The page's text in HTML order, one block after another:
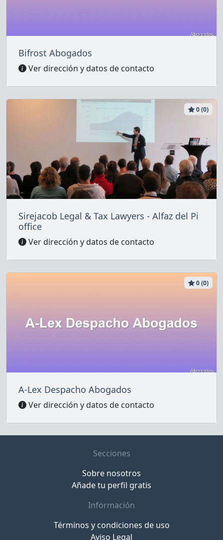
Bifrost Abogados
Ver dirección y datos de contacto
0 (0)
Sirejacob Legal & Tax Lawyers - Alfaz del Pi
office
Ver dirección y datos de contacto
0 (0)
A-Lex Despacho Abogados
Ver dirección y datos de contacto
Secciones
Sobre nosotros
Añade tu perfil gratis
Información
Términos y condiciones de uso
Aviso Legal